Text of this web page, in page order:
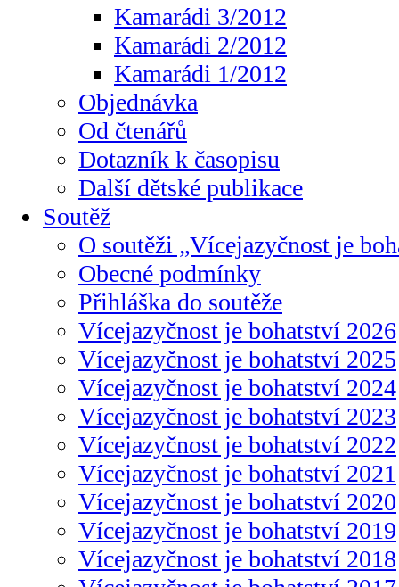
Kamarádi 3/2012
Kamarádi 2/2012
Kamarádi 1/2012
Objednávka
Od čtenářů
Dotazník k časopisu
Další dětské publikace
Soutěž
O soutěži „Vícejazyčnost je
Obecné podmínky
Přihláška do soutěže
Vícejazyčnost je bohatství 2026
Vícejazyčnost je bohatství 2025
Vícejazyčnost je bohatství 2024
Vícejazyčnost je bohatství 2023
Vícejazyčnost je bohatství 2022
Vícejazyčnost je bohatství 2021
Vícejazyčnost je bohatství 2020
Vícejazyčnost je bohatství 2019
Vícejazyčnost je bohatství 2018